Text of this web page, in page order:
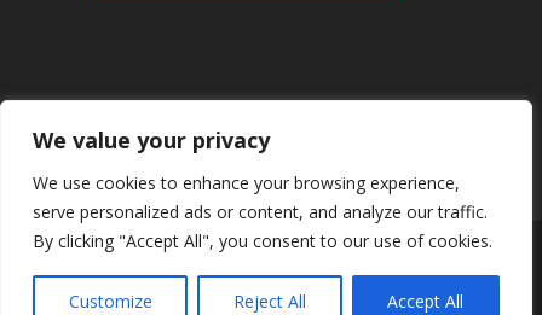
We value your privacy
We use cookies to enhance your browsing experience,
serve personalized ads or content, and analyze our traffic.
By clicking "Accept All", you consent to our use of cookies.
Customize Reject All Accept All
Tous droits réservés © GardeFeu 2024.
Termes et